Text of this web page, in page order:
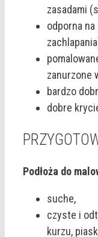
zasadami
odporna
zanurzone
bardzo
dobre
Podłoża do
suche,
czyste i
kurzu,